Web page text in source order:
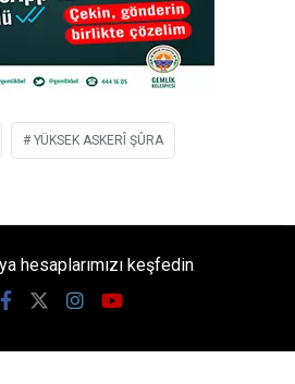
YÜKSEK ASKERÎ ŞÛRA
hesaplarımızı keşfedin